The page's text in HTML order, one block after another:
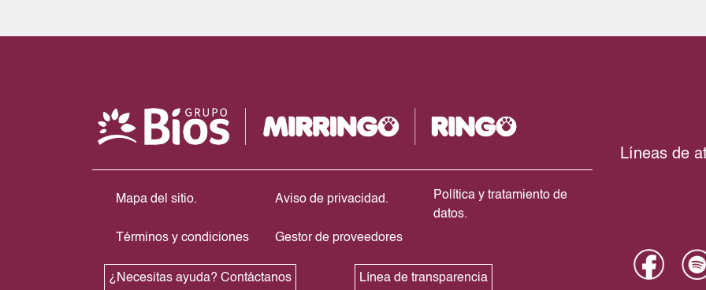
Mapa del sitio. Aviso de privacidad.
Política y tratamiento de
datos.
Términos y condiciones
Gestor de proveedores
¿Necesitas ayuda? Contáctanos Línea de transparencia
Líneas de